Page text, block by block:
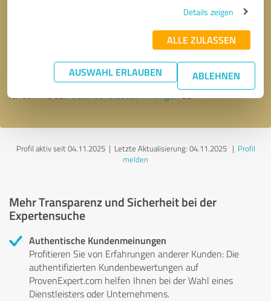
Details zeigen
ALLE ZULASSEN
AUSWAHL ERLAUBEN ABLEHNEN
* Erforderliche Angaben
Nachricht senden
Ich stimme denDatenschutzbestimmungenzu.
Profil aktiv seit 04.11.2025 | Letzte Aktualisierung: 04.11.2025| Profil
melden
Mehr Transparenz und Sicherheit bei der
Expertensuche
Authentische Kundenmeinungen
Profitieren Sie von Erfahrungen anderer Kunden: Die
authentifizierten Kundenbewertungen auf
ProvenExpert.com helfen Ihnen bei der Wahl eines
Dienstleisters oder Unternehmens.